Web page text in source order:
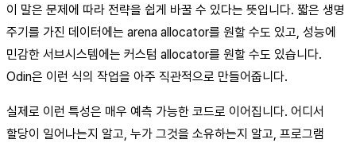
이 말은 문제에 따라 전략을 쉽게 바꿀 수 있다는 뜻입니다. 짧은 생명
주기를 가진 데이터에는 arena allocator를 원할 수도 있고, 성능에
민감한 서브시스템에는 커스텀 allocator를 원할 수도 있습니다.
Odin은 이런 식의 작업을 아주 직관적으로 만들어줍니다.
실제로 이런 특성은 매우 예측 가능한 코드로 이어집니다. 어디서
할당이 일어나는지 알고, 누가 그것을 소유하는지 알고, 프로그램